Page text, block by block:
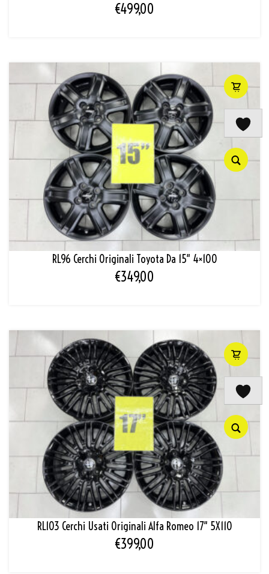
€499,00
RL96 Cerchi Originali Toyota Da 15″ 4×100
€349,00
RL103 Cerchi Usati Originali Alfa Romeo 17″ 5X110
€399,00